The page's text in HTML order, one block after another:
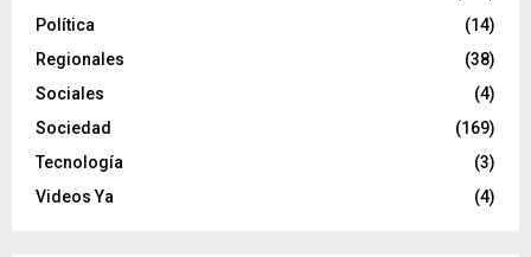
Política
(14)
Regionales
(38)
Sociales
(4)
Sociedad
(169)
Tecnología
(3)
Videos Ya
(4)